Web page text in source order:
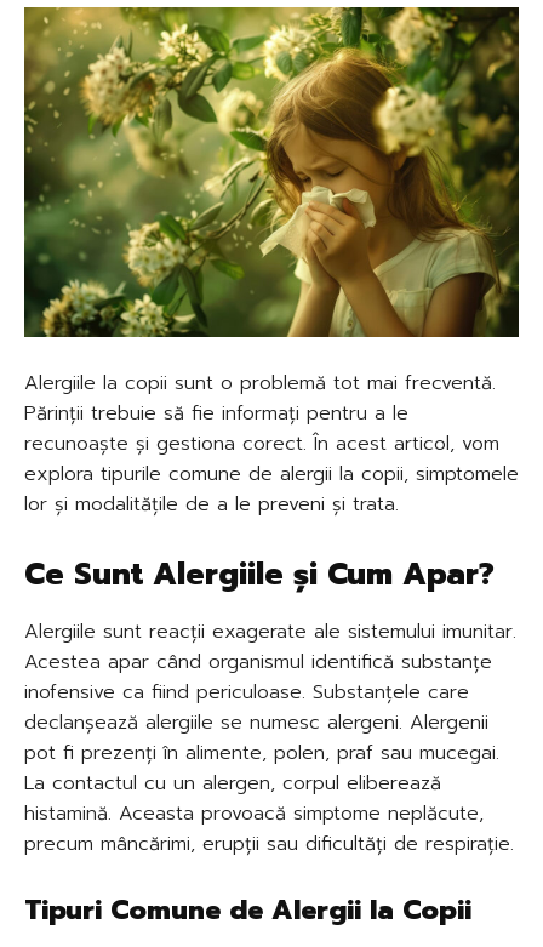
Alergiile la copii sunt o problemă tot mai frecventă.
Părinții trebuie să fie informați pentru a le
recunoaște și gestiona corect. În acest articol, vom
explora tipurile comune de alergii la copii, simptomele
lor și modalitățile de a le preveni și trata.
Ce Sunt Alergiile și Cum Apar?
Alergiile sunt reacții exagerate ale sistemului imunitar.
Acestea apar când organismul identifică substanțe
inofensive ca fiind periculoase. Substanțele care
declanșează alergiile se numesc alergeni. Alergenii
pot fi prezenți în alimente, polen, praf sau mucegai.
La contactul cu un alergen, corpul eliberează
histamină. Aceasta provoacă simptome neplăcute,
precum mâncărimi, erupții sau dificultăți de respirație.
Tipuri Comune de Alergii la Copii